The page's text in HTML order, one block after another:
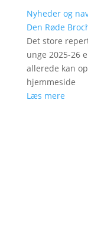
Nyheder og
Den Røde
Det store
unge 2025-26
allerede kan
hjemmeside
Læs mere